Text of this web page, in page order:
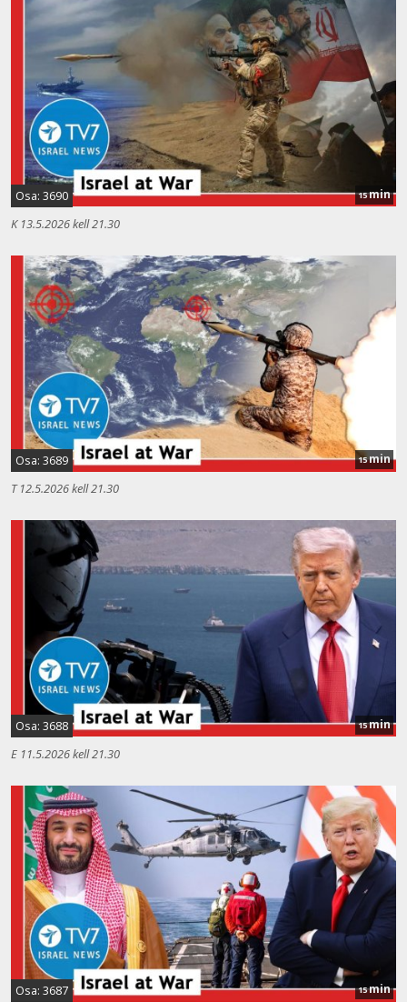
Osa: 3690 15min
K 13.5.2026 kell 21.30
Osa: 3689 15min
T 12.5.2026 kell 21.30
Osa: 3688 15min
E 11.5.2026 kell 21.30
Osa: 3687 15min